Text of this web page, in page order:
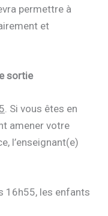
permettre à
et
sortie
. Si vous êtes en
amener votre
l’enseignant(e)
16h55, les enfants